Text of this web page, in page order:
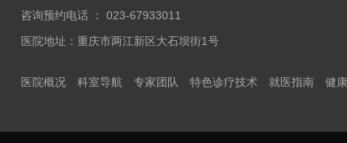
咨询预约电话 ： 023-67933011
医院地址：重庆市两江新区大石坝街1号
医院概况 科室导航 专家团队 特色诊疗技术 就医指南 健